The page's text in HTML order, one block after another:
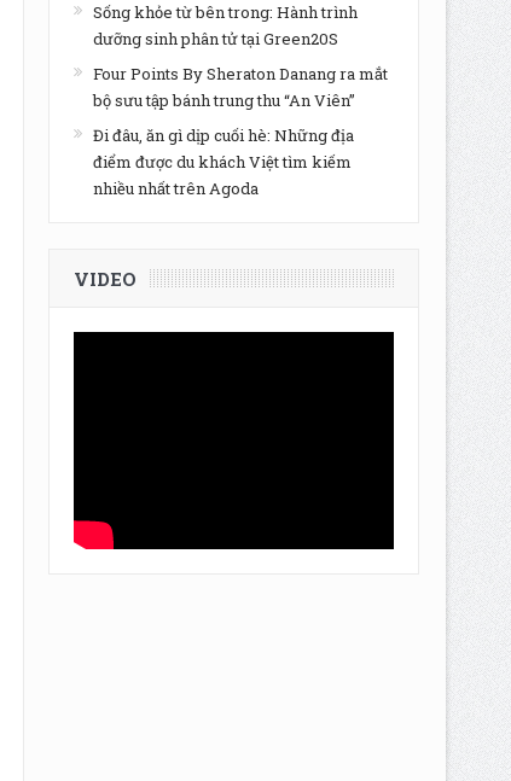
Sống khỏe từ bên trong: Hành trình
dưỡng sinh phân tử tại Green20S
Four Points By Sheraton Danang ra mắt
bộ sưu tập bánh trung thu “An Viên”
Đi đâu, ăn gì dịp cuối hè: Những địa
điểm được du khách Việt tìm kiếm
nhiều nhất trên Agoda
VIDEO